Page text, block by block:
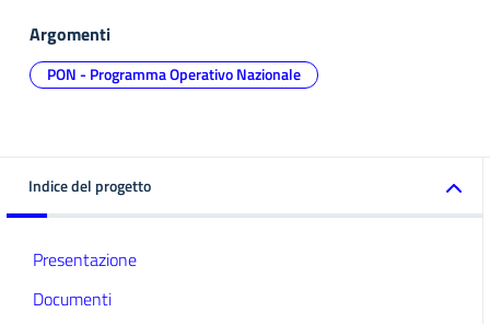
Argomenti
PON - Programma Operativo Nazionale
Indice del progetto
Presentazione
Documenti